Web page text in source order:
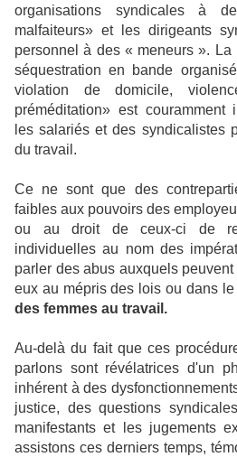
organisations syndicales à
malfaiteurs» et les dirigeants
personnel à des « meneurs ».
séquestration en bande
violation de domicile,
préméditation» est couramment
les salariés et des syndicalistes
du travail.
Ce ne sont que des
faibles aux pouvoirs des
ou au droit de ceux-ci de
individuelles au nom des
parler des abus auxquels
eux au mépris des lois ou dans
des femmes au travai l.
Au-delà du fait que ces
parlons sont révélatrices d'un
inhérent à des
justice, des questions
manifestants et les jugements
assistons ces derniers temps,